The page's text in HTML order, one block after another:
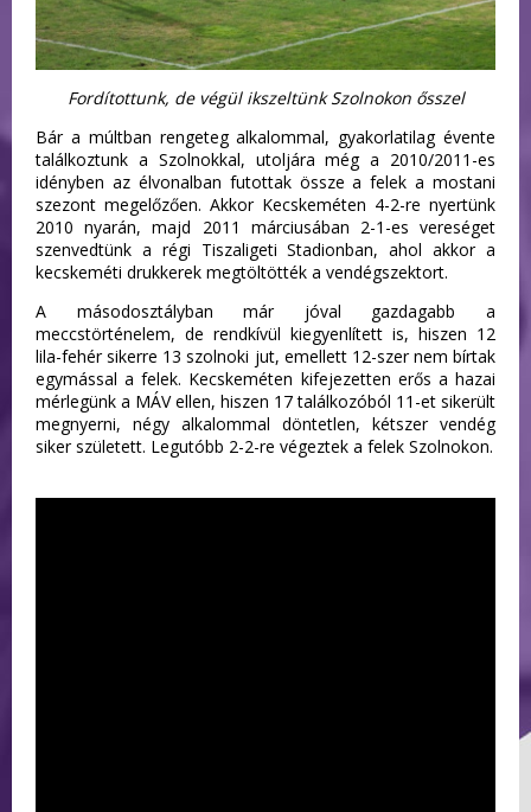
Fordítottunk, de végül ikszeltünk Szolnokon ősszel
Bár a múltban rengeteg alkalommal, gyakorlatilag évente
találkoztunk a Szolnokkal, utoljára még a 2010/2011-es
idényben az élvonalban futottak össze a felek a mostani
szezont megelőzően. Akkor Kecskeméten 4-2-re nyertünk
2010 nyarán, majd 2011 márciusában 2-1-es vereséget
szenvedtünk a régi Tiszaligeti Stadionban, ahol akkor a
kecskeméti drukkerek megtöltötték a vendégszektort.
A másodosztályban már jóval gazdagabb a
meccstörténelem, de rendkívül kiegyenlített is, hiszen 12
lila-fehér sikerre 13 szolnoki jut, emellett 12-szer nem bírtak
egymással a felek. Kecskeméten kifejezetten erős a hazai
mérlegünk a MÁV ellen, hiszen 17 találkozóból 11-et sikerült
megnyerni, négy alkalommal döntetlen, kétszer vendég
siker született. Legutóbb 2-2-re végeztek a felek Szolnokon.